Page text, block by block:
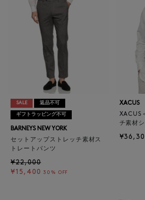
SALE 返品不可
ギフトラッピング不可
BARNEYS NEW YORK
セットアップストレッチ素材ス
トレートパンツ
¥22,000
¥15,400 30% OFF
XACUS
XACUS
チ素材